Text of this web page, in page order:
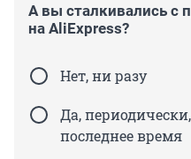
А вы сталкивались с
на AliExpress?
Нет, ни разу
Да,
последнее время